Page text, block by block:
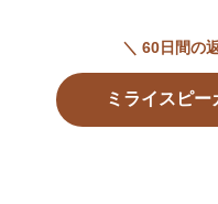
＼ 60日間の
ミライスピ